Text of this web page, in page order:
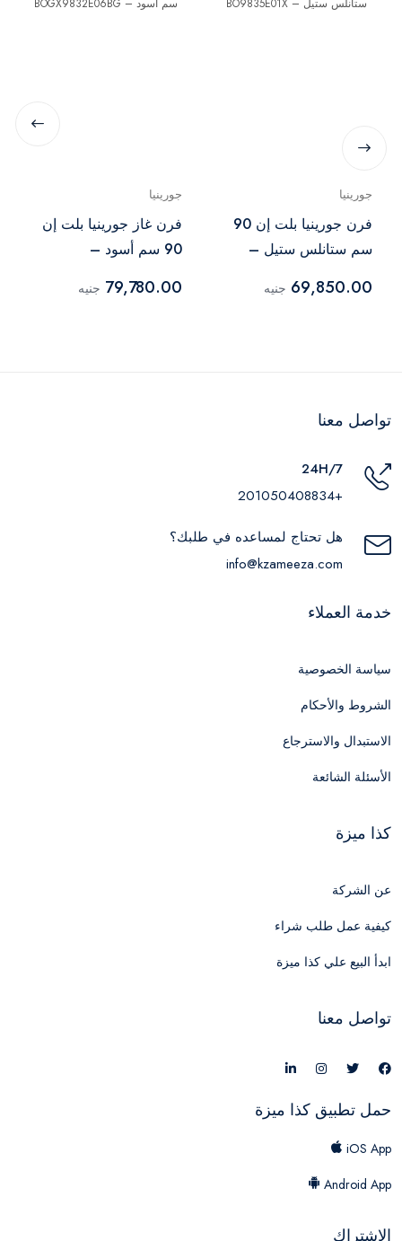
جورينيا
فرن جورينيا بلت إن 90
سم ستانلس ستيل –
69,850.00 جنيه
جورينيا
فرن غاز جورينيا بلت إن
90 سم أسود –
79,780.00 جنيه
تواصل معنا
24H/7
+201050408834
هل تحتاج لمساعده في طلبك؟
info@kzameeza.com
خدمة العملاء
سياسة الخصوصية
الشروط والأحكام
الاستبدال والاسترجاع
الأسئلة الشائعة
كذا ميزة
عن الشركة
كيفية عمل طلب شراء
ابدأ البيع علي كذا ميزة
تواصل معنا
حمل تطبيق كذا ميزة
iOS App
Android App
الاشتراك